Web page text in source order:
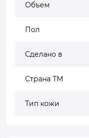
Объем
Пол
Сделано в
Страна ТМ
Тип кожи